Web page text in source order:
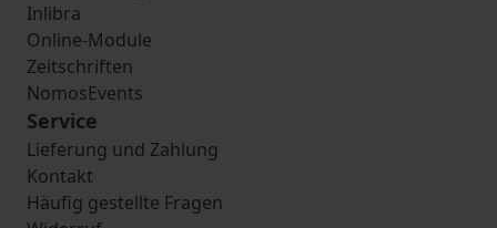
Inlibra
Online-Module
Zeitschriften
NomosEvents
Service
Lieferung und Zahlung
Kontakt
Häufig gestellte Fragen